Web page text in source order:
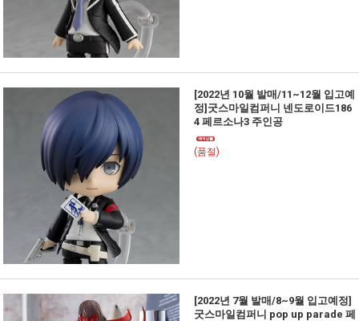
[2022년 10월 발매/11~12월 입고예
정]굿스마일컴퍼니 넨도로이드186
4 페르소나3 주인공
(품절)
[2022년 7월 발매/8~9월 입고예정]
굿스마일컴퍼니 pop up parade 페